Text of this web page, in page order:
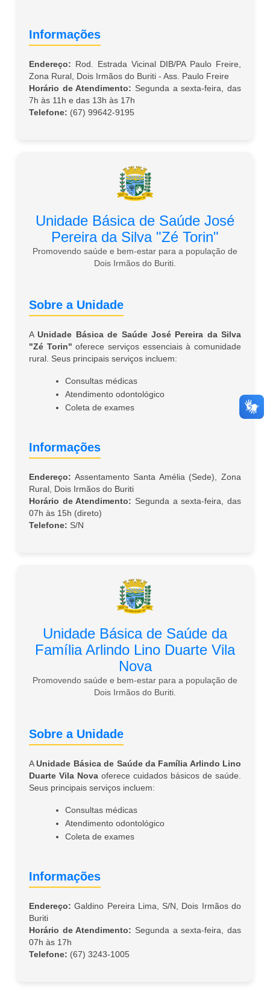
Informações
Endereço: Rod. Estrada Vicinal DIB/PA Paulo Freire,
Zona Rural, Dois Irmãos do Buriti - Ass. Paulo Freire
Horário de Atendimento: Segunda a sexta-feira, das
7h às 11h e das 13h às 17h
Telefone: (67) 99642-9195
Unidade Básica de Saúde José
Pereira da Silva "Zé Torin"
Promovendo saúde e bem-estar para a população de
Dois Irmãos do Buriti.
Sobre a Unidade
AUnidade Básica de Saúde José Pereira da Silva
"Zé Torin" oferece serviços essenciais à comunidade
rural. Seus principais serviços incluem:
Consultas médicas
Atendimento odontológico
Coleta de exames
Informações
Endereço: Assentamento Santa Amélia (Sede), Zona
Rural, Dois Irmãos do Buriti
Horário de Atendimento: Segunda a sexta-feira, das
07h às 15h (direto)
Telefone: S/N
Unidade Básica de Saúde da
Família Arlindo Lino Duarte Vila
Nova
Promovendo saúde e bem-estar para a população de
Dois Irmãos do Buriti.
Sobre a Unidade
AUnidade Básica de Saúde da Família Arlindo Lino
Duarte Vila Nova oferece cuidados básicos de saúde.
Seus principais serviços incluem:
Consultas médicas
Atendimento odontológico
Coleta de exames
Informações
Endereço: Galdino Pereira Lima, S/N, Dois Irmãos do
Buriti
Horário de Atendimento: Segunda a sexta-feira, das
07h às 17h
Telefone: (67) 3243-1005